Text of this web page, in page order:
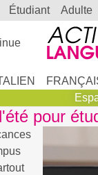
étudiant adulte
pour